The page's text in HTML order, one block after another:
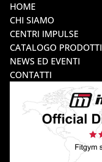
HOME
CHI SIAMO
CENTRI IMPULSE
CATALOGO PRODOTTI
NEWS ED EVENTI
CONTATTI